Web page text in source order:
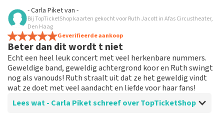
Beoordeling van Jolanda Krul van Poppel over
TopTicketShop
Ontzettende goede Ticketshop
- Carla Piketvan -
Bij TopTicketShop kaarten gekocht voor Ruth Jacott in Afas Circustheater,
Den Haag
Geverifieerde aankoop
Beter dan dit wordt t niet
Echt een heel leuk concert met veel herkenbare nummers.
Geweldige band, geweldig achtergrond koor en Ruth swingt
nog als vanouds! Ruth straalt uit dat ze het geweldig vindt
wat ze doet met veel aandacht en liefde voor haar fans!
Lees wat - Carla Piket schreef over TopTicketShop